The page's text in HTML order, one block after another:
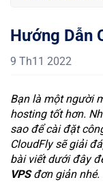
g
h
Hướng Dẫn
9 Th11 2022
Bạn là một người
hosting tốt hơn.
sao để cài đặt
CloudFly sẽ giải
bài viết dưới đây
VPSđơn giản nhé.